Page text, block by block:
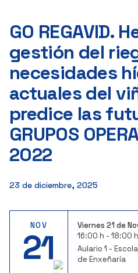
GO REGAVID.
gestión del
necesidades
actuales del
predice las
GRUPOS
2022
23 de diciembre, 2025
NOV
21
Viernes 21 de
16:00 h - 18:00 h
Aulario 1 -
de Enxeñaría